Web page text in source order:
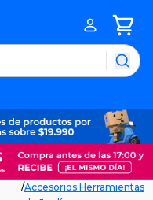
/Accesorios Herramientas